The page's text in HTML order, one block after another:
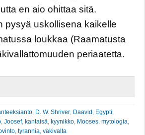
en aio ohittaa sitä.
pysyä uskollisena kaikelle
loukkaa (Raamatusta
periaatetta.
D. W. Shriver Daavid Egypti
Joosef, kantaisä kyynikko Mooses mytologia
tyrannia väkivalta